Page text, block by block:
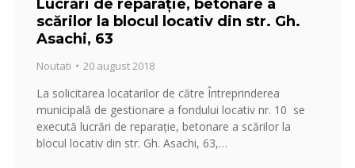
Lucrări de reparație, betonare a
scărilor la blocul locativ din str. Gh.
Asachi, 63
Noutati 20 august 2018
La solicitarea locatarilor de către Întreprinderea
municipală de gestionare a fondului locativ nr. 10 se
execută lucrări de reparație, betonare a scărilor la
blocul locativ din str. Gh. Asachi, 63,…